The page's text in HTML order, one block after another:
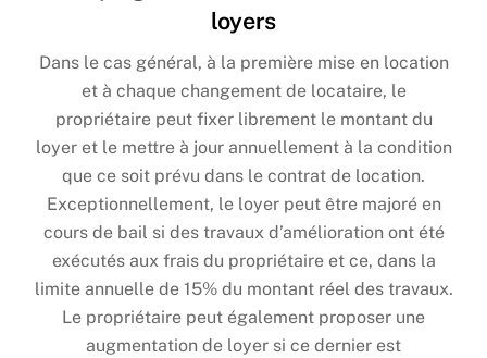
loyers
Dans le cas général, à la première mise en location
et à chaque changement de locataire, le
propriétaire peut fixer librement le montant du
loyer et le mettre à jour annuellement à la condition
que ce soit prévu dans le contrat de location.
Exceptionnellement, le loyer peut être majoré en
cours de bail si des travaux d’amélioration ont été
exécutés aux frais du propriétaire et ce, dans la
limite annuelle de 15% du montant réel des travaux.
Le propriétaire peut également proposer une
augmentation de loyer si ce dernier est